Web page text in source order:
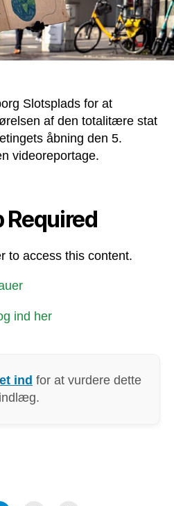
Slotsplads for at
af den totalitære stat
åbning den 5.
videoreportage.
Required
to access this content.
ind her
ind for at vurdere dette
indlæg.